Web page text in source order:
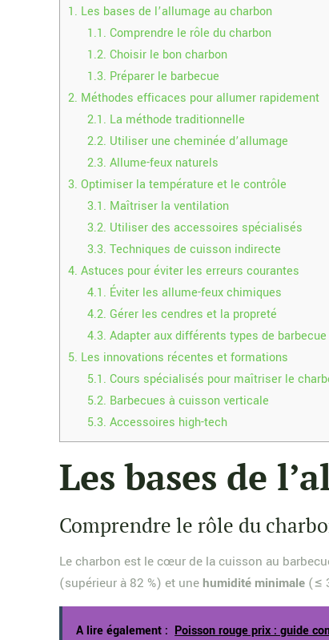
1. Les bases de l’allumage au charbon
1.1. Comprendre le rôle du charbon
1.2. Choisir le bon charbon
1.3. Préparer le barbecue
2. Méthodes efficaces pour allumer rapidement
2.1. La méthode traditionnelle
2.2. Utiliser une cheminée d’allumage
2.3. Allume-feux naturels
3. Optimiser la température et le contrôle
3.1. Maîtriser la ventilation
3.2. Utiliser des accessoires spécialisés
3.3. Techniques de cuisson indirecte
4. Astuces pour éviter les erreurs courantes
4.1. Éviter les allume-feux chimiques
4.2. Gérer les cendres et la propreté
4.3. Adapter aux différents types de barbecue
5. Les innovations récentes et formations
5.1. Cours spécialisés pour maîtriser le
5.2. Barbecues à cuisson verticale
5.3. Accessoires high-tech
Les bases de
Comprendre le rôle du
Le charbon est le cœur de la cuisson au
(supérieur à 82 %) et unehumidité minimale (≤
A lire également : Poisson rouge prix : guide